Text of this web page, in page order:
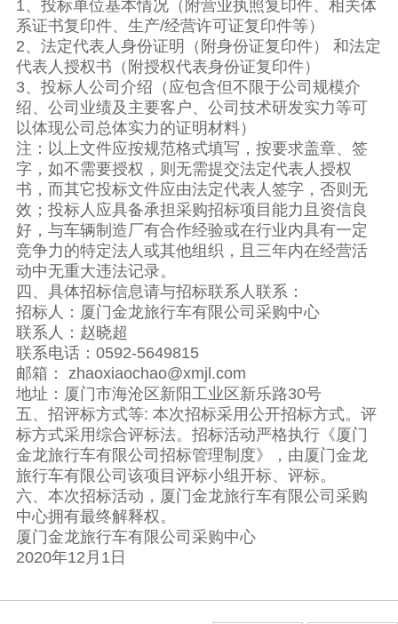
1、投标单位基本情况（附营业执照复印件、相关体
系证书复印件、生产/经营许可证复印件等）
2、法定代表人身份证明（附身份证复印件） 和法定
代表人授权书（附授权代表身份证复印件）
3、投标人公司介绍（应包含但不限于公司规模介
绍、公司业绩及主要客户、公司技术研发实力等可
以体现公司总体实力的证明材料）
注：以上文件应按规范格式填写，按要求盖章、签
字，如不需要授权，则无需提交法定代表人授权
书，而其它投标文件应由法定代表人签字，否则无
效；投标人应具备承担采购招标项目能力且资信良
好，与车辆制造厂有合作经验或在行业内具有一定
竞争力的特定法人或其他组织，且三年内在经营活
动中无重大违法记录。
四、具体招标信息请与招标联系人联系：
招标人：厦门金龙旅行车有限公司采购中心
联系人：赵晓超
联系电话：0592-5649815
邮箱： zhaoxiaochao@xmjl.com
地址：厦门市海沧区新阳工业区新乐路30号
五、招评标方式等: 本次招标采用公开招标方式。评
标方式采用综合评标法。招标活动严格执行《厦门
金龙旅行车有限公司招标管理制度》，由厦门金龙
旅行车有限公司该项目评标小组开标、评标。
六、本次招标活动，厦门金龙旅行车有限公司采购
中心拥有最终解释权。
厦门金龙旅行车有限公司采购中心
2020年12月1日